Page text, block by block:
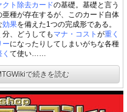
ト 除去カードの基礎。基礎と言う
種が存在するが、このカード自体
効果を備えた1つの完成形である。
、どうしても マナ・コスト が重く
ーになったりしてしまいがちな各種
て使い……
で続きを読む